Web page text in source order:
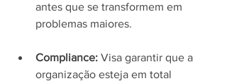
antes que se transformem em
problemas maiores.
Compliance: Visa garantir que a
organização esteja em total